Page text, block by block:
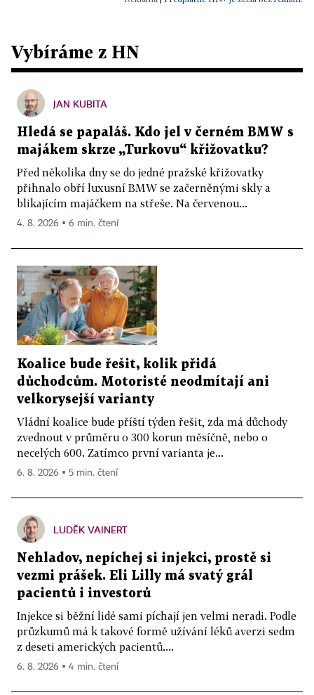
Vybíráme z HN
JAN KUBITA
Hledá se papaláš. Kdo jel v černém BMW s
majákem skrze „Turkovu“ křižovatku?
Před několika dny se do jedné pražské křižovatky
přihnalo obří luxusní BMW se začerněnými skly a
blikajícím majáčkem na střeše. Na červenou...
4. 8. 2026 ▪ 6 min. čtení
Koalice bude řešit, kolik přidá
důchodcům. Motoristé neodmítají ani
velkorysejší varianty
Vládní koalice bude příští týden řešit, zda má důchody
zvednout v průměru o 300 korun měsíčně, nebo o
necelých 600. Zatímco první varianta je...
6. 8. 2026 ▪ 5 min. čtení
LUDĚK VAINERT
Nehladov, nepíchej si injekci, prostě si
vezmi prášek. Eli Lilly má svatý grál
pacientů i investorů
Injekce si běžní lidé sami píchají jen velmi neradi. Podle
průzkumů má k takové formě užívání léků averzi sedm
z deseti amerických pacientů....
6. 8. 2026 ▪ 4 min. čtení